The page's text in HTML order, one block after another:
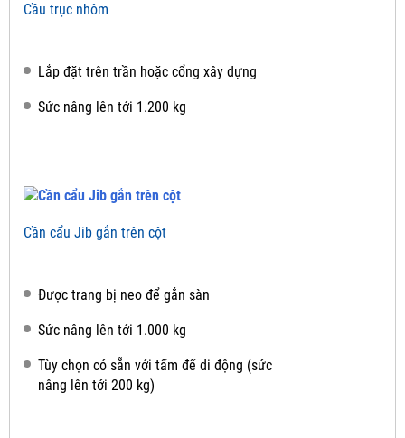
Cầu trục nhôm
Lắp đặt trên trần hoặc cổng xây dựng
Sức nâng lên tới 1.200 kg
Cần cẩu Jib gắn trên cột
Được trang bị neo để gắn sàn
Sức nâng lên tới 1.000 kg
Tùy chọn có sẵn với tấm đế di động (sức
nâng lên tới 200 kg)